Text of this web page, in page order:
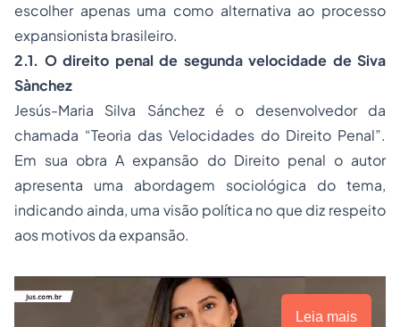
escolher apenas uma como alternativa ao processo
expansionista brasileiro.
2.1. O direito penal de segunda velocidade de Siva
Sànchez
Jesús-Maria Silva Sánchez é o desenvolvedor da
chamada “Teoria das Velocidades do Direito Penal”.
Em sua obra A expansão do Direito penal o autor
apresenta uma abordagem sociológica do tema,
indicando ainda, uma visão política no que diz respeito
aos motivos da expansão.
Leia mais